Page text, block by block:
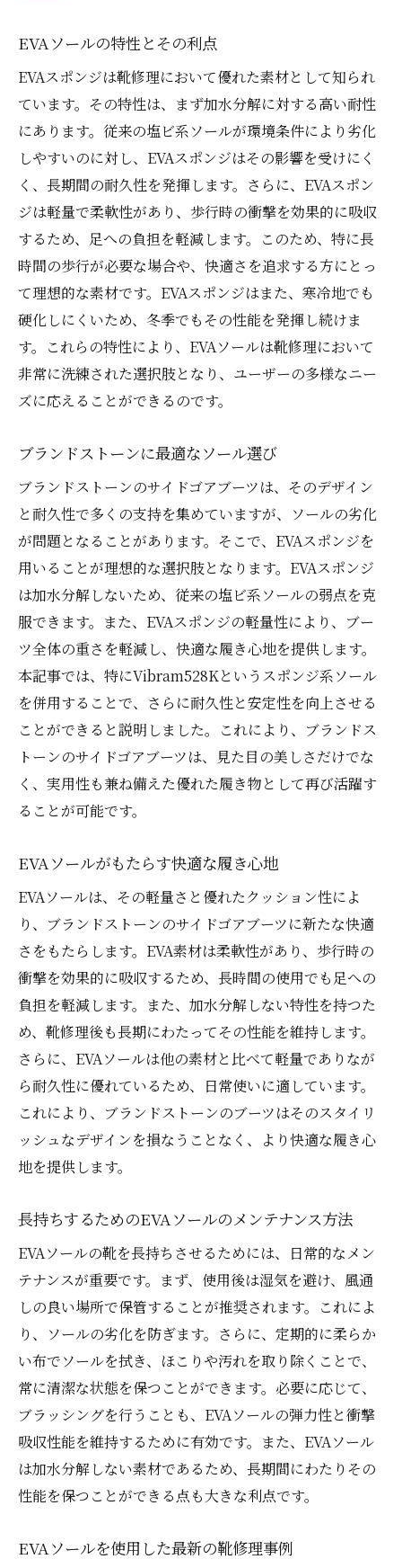
革新的な靴修理技術の進化
新たな素材で蘇るブーツの耐久性
靴修理における最新テクノロジーの応用
サイドゴアブーツを蘇らせる技術の裏側
修理後のブーツがもたらす新たな価値
技術者が語る靴修理の未来
加水分解に負けないサイドゴアブーツの復活法
加水分解のメカニズムとその影響
加水分解を防ぐための素材選び
実際の修理事例で見るブーツの復活
長期間使用するためのメンテナンス方法
加水分解に強いブーツの作り方
EVAスポンジとVibram528Kで実現する革新的
な靴修理
Vibram528Kの特性と利用法
EVAスポンジとVibram528Kの組み合わせ
の効果
革新的な素材の活用事例
ユーザーが体感する修理後の履き心地
EVAスポンジとVibram528Kの選択基準
持続可能な靴修理のための素材選び
耐久性と快適さを兼ね備えたブランドストーン
の修理
修理で得られる耐久性向上の秘訣
快適さを追求するための素材選び
ブランドストーン特有の修理手法
長く愛用するためのメンテナンスガイド
顧客の声から見る修理後の満足度
オールソール交換で蘇るブーツの美学
オールソール交換がもたらす新たなスタイ
ル
修理過程でのデザインへの配慮
美しく仕上げるための修理技術
オールソール交換の価値と利点
修理後に楽しむブーツの新しい魅力
靴修理を通して生まれる個別の美学
加水分解しない素材の選び方
長持ちするブーツを作るためのヒント
ユーザーが実感する耐久性の変化
予防メンテナンスで加水分解を防ぐ
素材の特性を最大限に活かす修理方法
靴修理で再発見するブランドストーンの本来の
魅力
修理で蘇るブランドストーンの独自性
本来のデザインを引き立てる修理技術
靴修理を通じて知るブーツの歴史
EVAソールの特性とその利点
EVAスポンジは靴修理において優れた素材として知られ
ています。その特性は、まず加水分解に対する高い耐性
にあります。従来の塩ビ系ソールが環境条件により劣化
しやすいのに対し、EVAスポンジはその影響を受けにく
く、長期間の耐久性を発揮します。さらに、EVAスポン
ジは軽量で柔軟性があり、歩行時の衝撃を効果的に吸収
するため、足への負担を軽減します。このため、特に長
時間の歩行が必要な場合や、快適さを追求する方にとっ
て理想的な素材です。EVAスポンジはまた、寒冷地でも
硬化しにくいため、冬季でもその性能を発揮し続けま
す。これらの特性により、EVAソールは靴修理において
非常に洗練された選択肢となり、ユーザーの多様なニー
ズに応えることができるのです。
ブランドストーンに最適なソール選び
ブランドストーンのサイドゴアブーツは、そのデザイン
と耐久性で多くの支持を集めていますが、ソールの劣化
が問題となることがあります。そこで、EVAスポンジを
用いることが理想的な選択肢となります。EVAスポンジ
は加水分解しないため、従来の塩ビ系ソールの弱点を克
服できます。また、EVAスポンジの軽量性により、ブー
ツ全体の重さを軽減し、快適な履き心地を提供します。
本記事では、特にVibram528Kというスポンジ系ソール
を併用することで、さらに耐久性と安定性を向上させる
ことができると説明しました。これにより、ブランドス
トーンのサイドゴアブーツは、見た目の美しさだけでな
く、実用性も兼ね備えた優れた履き物として再び活躍す
ることが可能です。
EVAソールがもたらす快適な履き心地
EVAソールは、その軽量さと優れたクッション性によ
り、ブランドストーンのサイドゴアブーツに新たな快適
さをもたらします。EVA素材は柔軟性があり、歩行時の
衝撃を効果的に吸収するため、長時間の使用でも足への
負担を軽減します。また、加水分解しない特性を持つた
め、靴修理後も長期にわたってその性能を維持します。
さらに、EVAソールは他の素材と比べて軽量でありなが
ら耐久性に優れているため、日常使いに適しています。
これにより、ブランドストーンのブーツはそのスタイリ
ッシュなデザインを損なうことなく、より快適な履き心
地を提供します。
長持ちするためのEVAソールのメンテナンス方法
EVAソールの靴を長持ちさせるためには、日常的なメン
テナンスが重要です。まず、使用後は湿気を避け、風通
しの良い場所で保管することが推奨されます。これによ
り、ソールの劣化を防ぎます。さらに、定期的に柔らか
い布でソールを拭き、ほこりや汚れを取り除くことで、
常に清潔な状態を保つことができます。必要に応じて、
ブラッシングを行うことも、EVAソールの弾力性と衝撃
吸収性能を維持するために有効です。また、EVAソール
は加水分解しない素材であるため、長期間にわたりその
性能を保つことができる点も大きな利点です。
EVAソールを使用した最新の靴修理事例